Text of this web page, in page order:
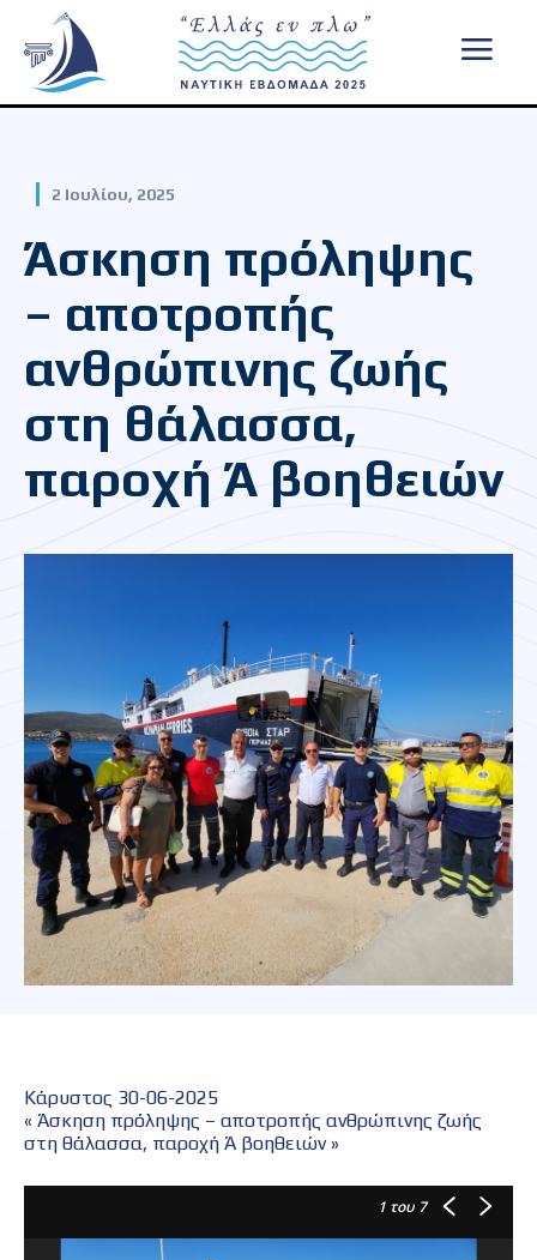
2 Ιουλίου, 2025
Άσκηση πρόληψης
– αποτροπής
ανθρώπινης ζωής
στη θάλασσα,
παροχή Ά βοηθειών
Κάρυστος 30-06-2025
« Άσκηση πρόληψης – αποτροπής ανθρώπινης ζωής
στη θάλασσα, παροχή Ά βοηθειών »
1 του 7